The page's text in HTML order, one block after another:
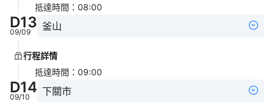
抵達時間 ： 08:00
D13
09/09 釜山
行程詳情
抵達時間 ： 09:00
D14
09/10 下關市